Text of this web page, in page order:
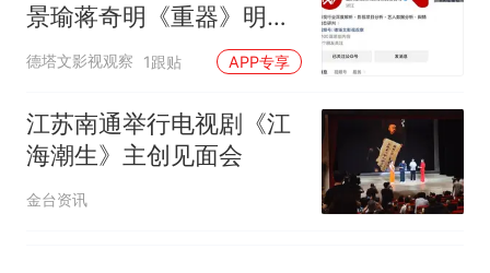
景瑜蒋奇明《重器》明日
将播｜长剧日报
德塔文影视观察 1跟贴 APP专享
江苏南通举行电视剧《江
海潮生》主创见面会
金台资讯